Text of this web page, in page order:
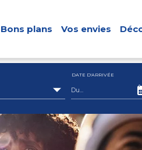
Bons plans Vos envies
DATE D'ARRIVÉE